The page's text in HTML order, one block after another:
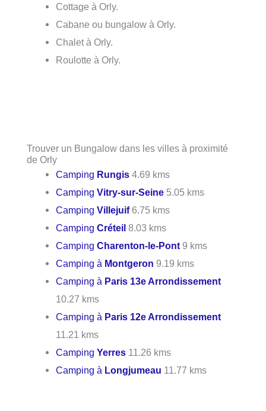
Cottage à Orly.
Cabane ou bungalow à Orly.
Chalet à Orly.
Roulotte à Orly.
Trouver un Bungalow dans les villes à proximité
de Orly
Camping Rungis 4.69 kms
CampingVitry-sur-Seine 5.05 kms
CampingVillejuif6.75 kms
CampingCréteil 8.03 kms
CampingCharenton-le-Pont 9 kms
Camping à Montgeron 9.19 kms
Camping à Paris 13e Arrondissement
10.27 kms
Camping à Paris 12e Arrondissement
11.21 kms
CampingYerres 11.26 kms
Camping à Longjumeau 11.77 kms